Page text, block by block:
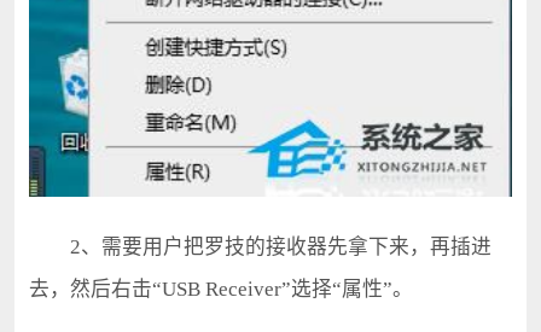
2、需要用户把罗技的接收器先拿下来，再插进
去，然后右击“USB Receiver”选择“属性”。